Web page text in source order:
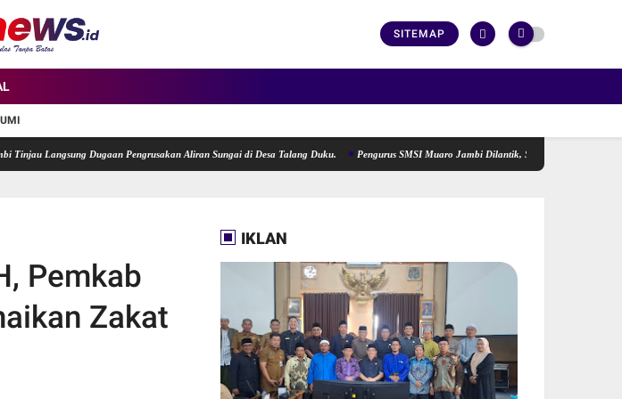
SITEMAP
Dugaan Pengrusakan Aliran Sungai di Desa Talang Duku. Pengurus SMSI Muaro Jambi Dilantik, Siap Menjadi Lokomotif
Pemkab
Zakat
IKLAN